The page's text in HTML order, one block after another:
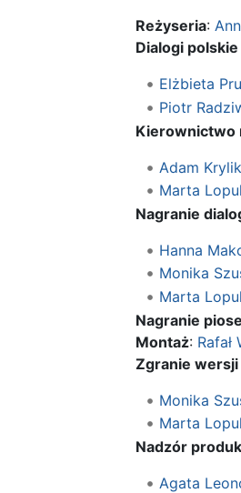
Reżyseria:
Dialogi
Elżbieta
Piotr
Kierownictwo
Adam Krylik
Marta
Nagranie
Hanna
Monika
Marta
Nagranie
Montaż:
Zgranie
Monika
Marta
Nadzór
Agata